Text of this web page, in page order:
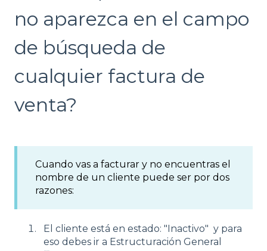
no aparezca en el campo
de búsqueda de
cualquier factura de
venta?
Cuando vas a facturar y no encuentras el
nombre de un cliente puede ser por dos
razones:
El cliente está en estado: "Inactivo" y para
eso debes ir a Estructuración General